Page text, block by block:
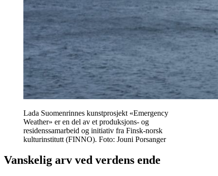
Lada Suomenrinnes kunstprosjekt «Emergency
Weather» er en del av et produksjons- og
residenssamarbeid og initiativ fra Finsk-norsk
kulturinstitutt (FINNO). Foto: Jouni Porsanger
Vanskelig arv ved verdens ende